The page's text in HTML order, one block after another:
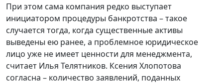
При этом сама компания редко выступает
инициатором процедуры банкротства – такое
случается тогда, когда существенные активы
выведены ею ранее, а проблемное юридическое
лицо уже не имеет ценности для менеджмента,
считает Илья Телятников. Ксения Хлопотова
согласна – количество заявлений, поданных